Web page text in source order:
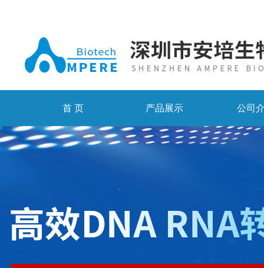
首 页 产品展示 公司